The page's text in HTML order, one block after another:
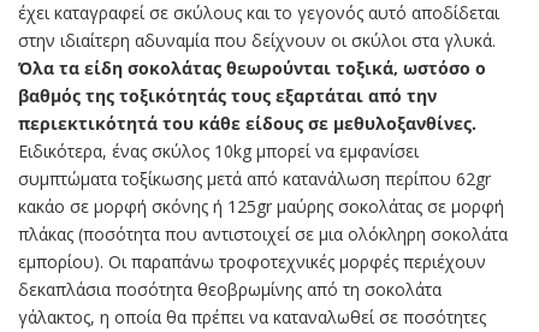
έχει καταγραφεί σε σκύλους και το γεγονός αυτό αποδίδεται
στην ιδιαίτερη αδυναμία που δείχνουν οι σκύλοι στα γλυκά.
Όλα τα είδη σοκολάτας θεωρούνται τοξικά, ωστόσο o
βαθμός της τοξικότητάς τους εξαρτάται από την
περιεκτικότητά του κάθε είδους σε μεθυλοξανθίνες.
Eιδικότερα, ένας σκύλος 10kg μπορεί να εμφανίσει
συμπτώματα τοξίκωσης μετά από κατανάλωση περίπου 62gr
κακάο σε μορφή σκόνης ή 125gr μαύρης σοκολάτας σε μορφή
πλάκας (ποσότητα που αντιστοιχεί σε μια ολόκληρη σοκολάτα
εμπορίου). Οι παραπάνω τροφοτεχνικές μορφές περιέχουν
δεκαπλάσια ποσότητα θεοβρωμίνης από τη σοκολάτα
γάλακτος, η οποία θα πρέπει να καταναλωθεί σε ποσότητες